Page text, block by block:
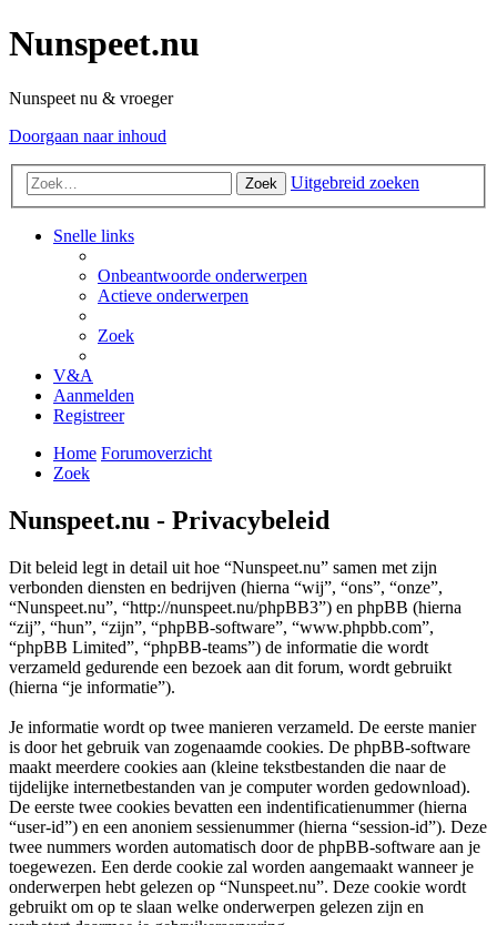
Nunspeet.nu
Nunspeet nu & vroeger
Doorgaan naar inhoud
Zoek Uitgebreid zoeken
Snelle links
Onbeantwoorde onderwerpen
Actieve onderwerpen
Zoek
V&A
Aanmelden
Registreer
Home Forumoverzicht
Zoek
Nunspeet.nu - Privacybeleid
Dit beleid legt in detail uit hoe “Nunspeet.nu” samen met zijn
verbonden diensten en bedrijven (hierna “wij”, “ons”, “onze”,
“Nunspeet.nu”, “http://nunspeet.nu/phpBB3”) en phpBB (hierna
“zij”, “hun”, “zijn”, “phpBB-software”, “www.phpbb.com”,
“phpBB Limited”, “phpBB-teams”) de informatie die wordt
verzameld gedurende een bezoek aan dit forum, wordt gebruikt
(hierna “je informatie”).
Je informatie wordt op twee manieren verzameld. De eerste manier
is door het gebruik van zogenaamde cookies. De phpBB-software
maakt meerdere cookies aan (kleine tekstbestanden die naar de
tijdelijke internetbestanden van je computer worden gedownload).
De eerste twee cookies bevatten een indentificatienummer (hierna
“user-id”) en een anoniem sessienummer (hierna “session-id”). Deze
twee nummers worden automatisch door de phpBB-software aan je
toegewezen. Een derde cookie zal worden aangemaakt wanneer je
onderwerpen hebt gelezen op “Nunspeet.nu”. Deze cookie wordt
gebruikt om op te slaan welke onderwerpen gelezen zijn en